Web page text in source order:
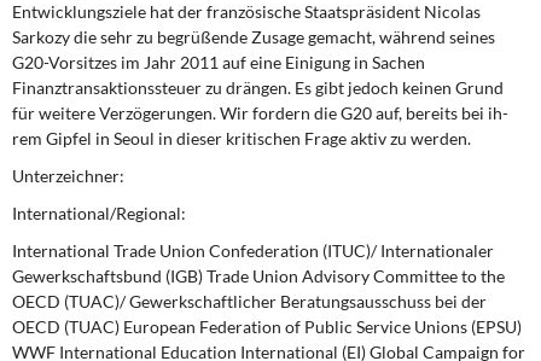
Entwicklungsziele hat der französische Staatspräsident Nicolas
Sarkozy die sehr zu begrüßende Zusage gemacht, während seines
G20-Vorsitzes im Jahr 2011 auf eine Einigung in Sachen
Finanztransaktionssteuer zu drängen. Es gibt jedoch keinen Grund
für weitere Verzögerungen. Wir fordern die G20 auf, bereits bei ih­
rem Gipfel in Seoul in dieser kritischen Frage aktiv zu werden.
Unterzeichner:
International/Regional:
International Trade Union Confederation (ITUC)/ Internationaler
Gewerkschaftsbund (IGB) Trade Union Advisory Committee to the
OECD (TUAC)/ Gewerkschaftlicher Beratungsausschuss bei der
OECD (TUAC) European Federation of Public Service Unions (EPSU)
WWF International Education International (EI) Global Campaign for